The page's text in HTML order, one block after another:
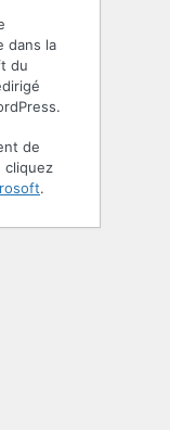
dans la
du
de
cliquez
.